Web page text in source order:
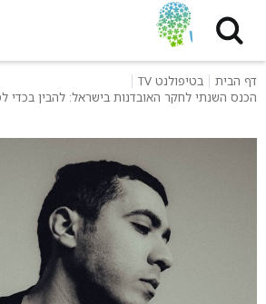
דף הבית
בטיפולנט TV
הכנס השנתי לחקר האובדנות בישראל: להבין בכדי